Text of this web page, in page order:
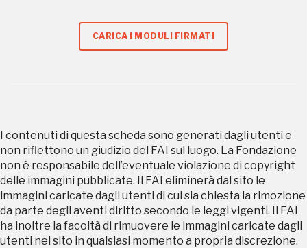
CARICA I MODULI FIRMATI
I contenuti di questa scheda sono generati dagli utenti e
non riflettono un giudizio del FAI sul luogo. La Fondazione
non è responsabile dell’eventuale violazione di copyright
delle immagini pubblicate. Il FAI eliminerà dal sito le
immagini caricate dagli utenti di cui sia chiesta la rimozione
da parte degli aventi diritto secondo le leggi vigenti. Il FAI
ha inoltre la facoltà di rimuovere le immagini caricate dagli
utenti nel sito in qualsiasi momento a propria discrezione.
Tutto questo non
sarebbe possibile
senza di te